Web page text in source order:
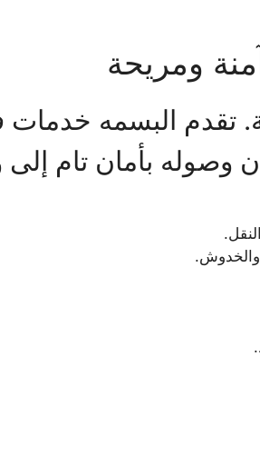
ومريحة
تقدم البسمه خدمات
وصوله بأمان تام إلى
والخدوش.